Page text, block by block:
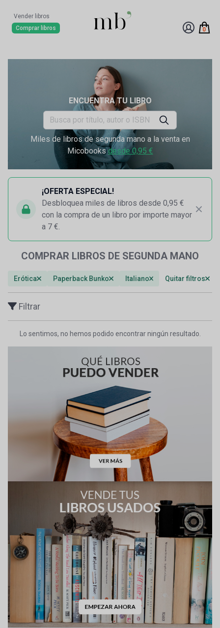
Vender libros
Comprar libros
0
ENCUENTRA TU LIBRO
Miles de libros de segunda mano a la venta en
Micobooksdesde 0,95 €
¡OFERTA ESPECIAL!
Desbloquea miles de libros desde 0,95 €
con la compra de un libro por importe mayor
a 7 €.
COMPRAR LIBROS DE SEGUNDA MANO
Erótica Paperback Bunko Italiano Quitar filtros
Filtrar
Lo sentimos, no hemos podido encontrar ningún resultado.